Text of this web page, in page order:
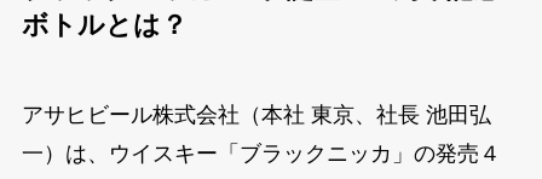
ボトルとは？
アサヒビール株式会社（本社 東京、社長 池田弘
一）は、ウイスキー「ブラックニッカ」の発売４